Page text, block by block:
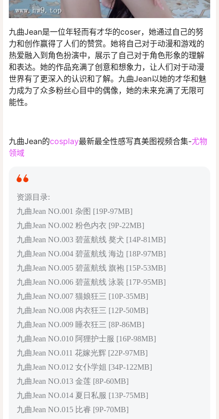
九曲Jean是一位年轻而有才华的coser，她通过自己的努
力和创作赢得了人们的赞赏。她将自己对于动漫和游戏的
热爱融入到角色扮演中，展示了自己对于角色形象的理解
和表达。她的作品充满了创意和想象力，让人们对于动漫
世界有了更深入的认识和了解。九曲Jean以她的才华和魅
力成为了众多粉丝心目中的偶像，她的未来充满了无限可
能性。
九曲Jean的cosplay最新最全性感写真美图视频合集-尤物
领域
资源目录:
九曲Jean NO.001 杂图 [19P-97MB]
九曲Jean NO.002 粉色内衣 [9P-22MB]
九曲Jean NO.003 碧蓝航线 獒犬 [14P-81MB]
九曲Jean NO.004 碧蓝航线 海边 [18P-97MB]
九曲Jean NO.005 碧蓝航线 旗袍 [15P-53MB]
九曲Jean NO.006 碧蓝航线 泳装 [17P-95MB]
九曲Jean NO.007 猫娘狂三 [10P-35MB]
九曲Jean NO.008 内衣狂三 [12P-50MB]
九曲Jean NO.009 睡衣狂三 [8P-86MB]
九曲Jean NO.010 阿狸护士服 [16P-98MB]
九曲Jean NO.011 花嫁光辉 [22P-97MB]
九曲Jean NO.012 女仆学姐 [34P-122MB]
九曲Jean NO.013 金莲 [8P-60MB]
九曲Jean NO.014 夏日私服 [13P-75MB]
九曲Jean NO.015 比睿 [9P-70MB]